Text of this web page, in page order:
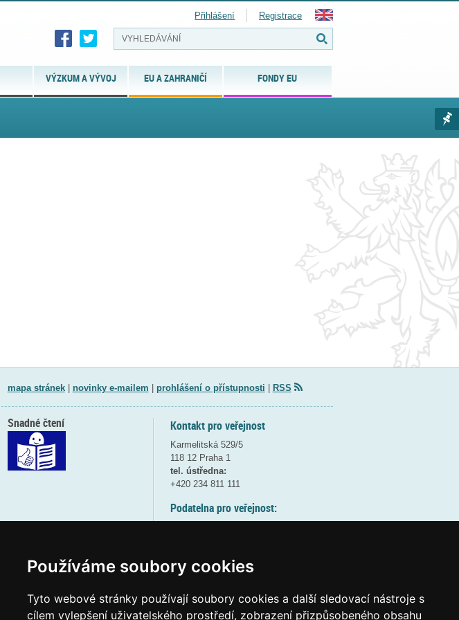
Používáme soubory cookies
Tyto webové stránky používají soubory cookies a další sledovací nástroje s
cílem vylepšení uživatelského prostředí, zobrazení přizpůsobeného obsahu
VÝZKUM A VÝVOJ EU A ZAHRANIČÍ FONDY EU
Přihlášení Registrace
mapa stránek| novinky e-mailem prohlášení o přístupnosti RSS
Kontakt pro veřejnost
Karmelitská 529/5
118 12 Praha 1
tel. ústředna:
+420 234 811 111
Podatelna pro veřejnost:
(více informací
Snadné čtení